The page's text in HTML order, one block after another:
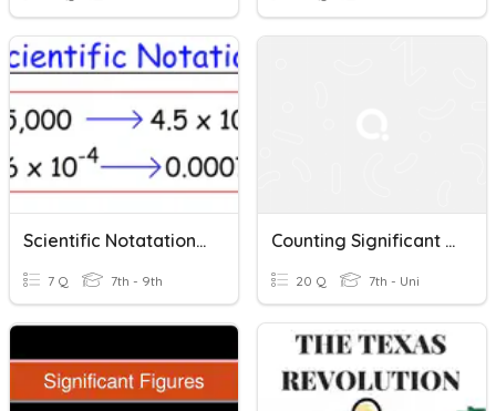
Scientific Notatation And Significant Figures
7 Q 7th - 9th
Counting Significant Figures
20 Q 7th - Uni